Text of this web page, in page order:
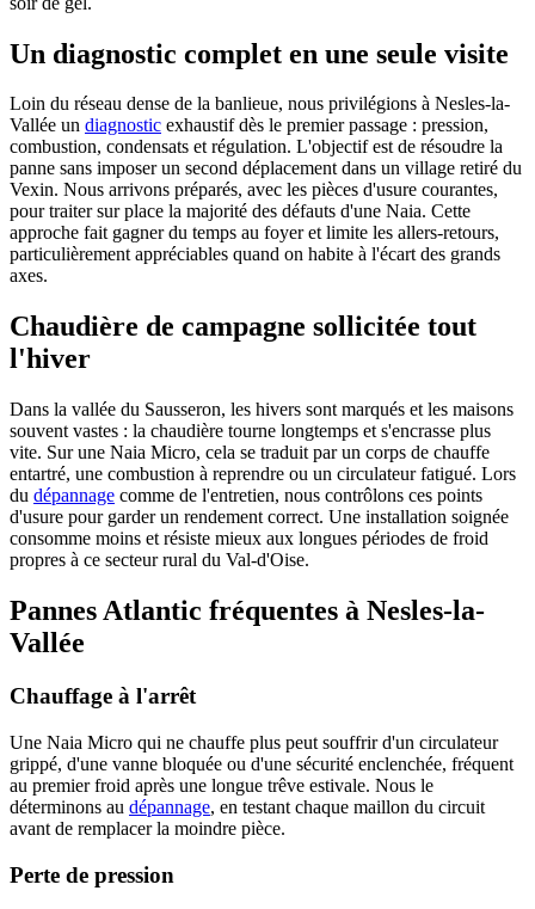
Un diagnostic complet en une seule visite
Loin du réseau dense de la banlieue, nous privilégions à Nesles-la-
Vallée un diagnostic exhaustif dès le premier passage : pression,
combustion, condensats et régulation. L'objectif est de résoudre la
panne sans imposer un second déplacement dans un village retiré du
Vexin. Nous arrivons préparés, avec les pièces d'usure courantes,
pour traiter sur place la majorité des défauts d'une Naia. Cette
approche fait gagner du temps au foyer et limite les allers-retours,
particulièrement appréciables quand on habite à l'écart des grands
axes.
Chaudière de campagne sollicitée tout
l'hiver
Dans la vallée du Sausseron, les hivers sont marqués et les maisons
souvent vastes : la chaudière tourne longtemps et s'encrasse plus
vite. Sur une Naia Micro, cela se traduit par un corps de chauffe
entartré, une combustion à reprendre ou un circulateur fatigué. Lors
du dépannage comme de l'entretien, nous contrôlons ces points
d'usure pour garder un rendement correct. Une installation soignée
consomme moins et résiste mieux aux longues périodes de froid
propres à ce secteur rural du Val-d'Oise.
Pannes Atlantic fréquentes à Nesles-la-
Vallée
Chauffage à l'arrêt
Une Naia Micro qui ne chauffe plus peut souffrir d'un circulateur
grippé, d'une vanne bloquée ou d'une sécurité enclenchée, fréquent
au premier froid après une longue trêve estivale. Nous le
déterminons au dépannage, en testant chaque maillon du circuit
avant de remplacer la moindre pièce.
Perte de pression